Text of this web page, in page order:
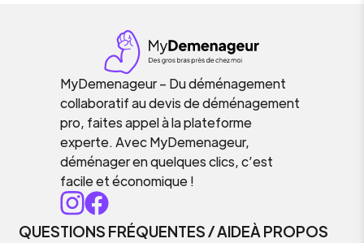
MyDemenageur – Du déménagement
collaboratif au devis de déménagement
pro, faites appel à la plateforme
experte. Avec MyDemenageur,
déménager en quelques clics, c’est
facile et économique !
QUESTIONS FRÉQUENTES / AIDEÀ PROPOS